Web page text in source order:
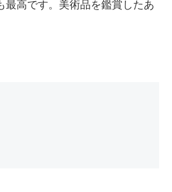
最高です。美術品を鑑賞したあ